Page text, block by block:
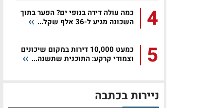
4
כמה עולה דירה בנופי ים? הפער בתוך
השכונה מגיע ל-36 אלף שקל...
5
כמעט 10,000 דירות במקום שיכונים
וצמודי קרקע: התוכנית שתשנה...
ניירות בכתבה